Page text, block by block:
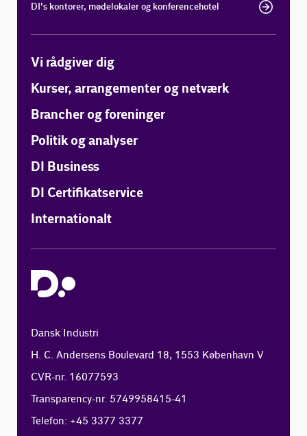
DI's kontorer, mødelokaler og konferencehotel
Vi rådgiver dig
Kurser, arrangementer og netværk
Brancher og foreninger
Politik og analyser
DI Business
DI Certifikatservice
Internationalt
Dansk Industri
H. C. Andersens Boulevard 18, 1553 København V
CVR-nr. 16077593
Transparency-nr. 5749958415-41
Telefon: +45 3377 3377